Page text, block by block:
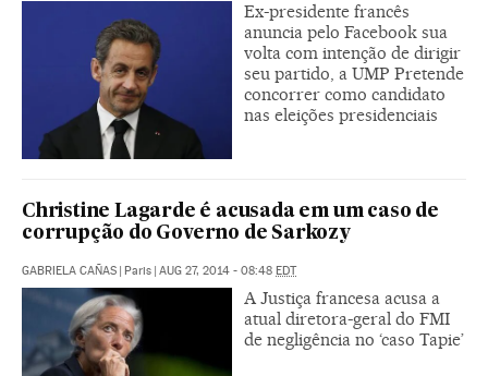
Ex-presidente francês
anuncia pelo Facebook sua
volta com intenção de dirigir
seu partido, a UMP Pretende
concorrer como candidato
nas eleições presidenciais
Christine Lagarde é acusada em um caso de
corrupção do Governo de Sarkozy
GABRIELA CAÑAS | Paris | AUG 27, 2014 - 08:48 EDT
A Justiça francesa acusa a
atual diretora-geral do FMI
de negligência no ‘caso Tapie’